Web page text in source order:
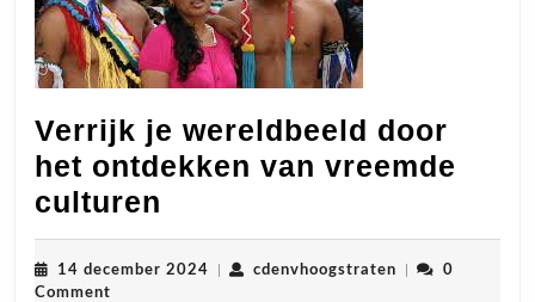
Verrijk je wereldbeeld door
het ontdekken van vreemde
culturen
je
wereldbeeld
14 december 2024 14
cdenvhoogstraten
0
Comment